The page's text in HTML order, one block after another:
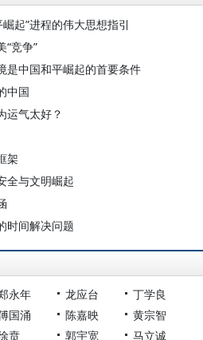
起”进程的伟大思想指引
“竞争”
是中国和平崛起的首要条件
中国
运气太好？
架
全与文明崛起
时间解决问题
永年 龙应台
丁学良
国涌 陈嘉映
黄宗智
贲 郭宇宽 马立诚